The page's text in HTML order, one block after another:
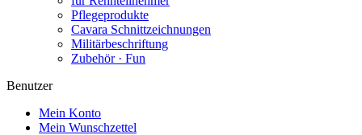
Pflegeprodukte
Cavara Schnittzeichnungen
Militärbeschriftung
Zubehör · Fun
Benutzer
Mein Konto
Mein Wunschzettel